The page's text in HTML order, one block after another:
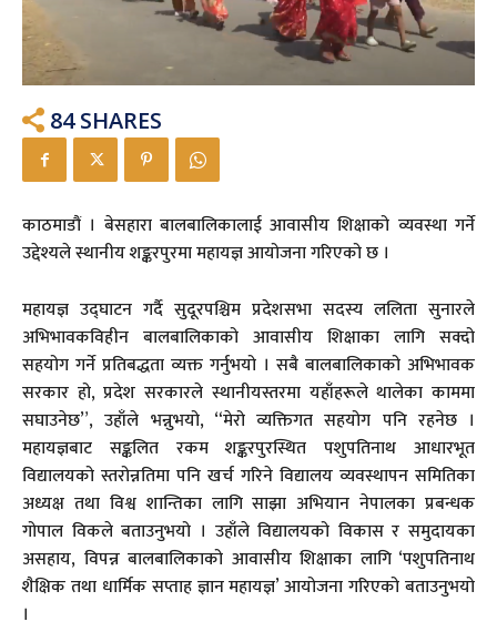
84 SHARES
काठमाडौं । बेसहारा बालबालिकालाई आवासीय शिक्षाको व्यवस्था गर्ने
उद्देश्यले स्थानीय शङ्करपुरमा महायज्ञ आयोजना गरिएको छ ।
महायज्ञ उद्घाटन गर्दै सुदूरपश्चिम प्रदेशसभा सदस्य ललिता सुनारले
अभिभावकविहीन बालबालिकाको आवासीय शिक्षाका लागि सक्दो
सहयोग गर्ने प्रतिबद्धता व्यक्त गर्नुभयो । सबै बालबालिकाको अभिभावक
सरकार हो, प्रदेश सरकारले स्थानीयस्तरमा यहाँहरूले थालेका काममा
सघाउनेछ”, उहाँले भन्नुभयो, “मेरो व्यक्तिगत सहयोग पनि रहनेछ ।
महायज्ञबाट सङ्कलित रकम शङ्करपुरस्थित पशुपतिनाथ आधारभूत
विद्यालयको स्तरोन्नतिमा पनि खर्च गरिने विद्यालय व्यवस्थापन समितिका
अध्यक्ष तथा विश्व शान्तिका लागि साझा अभियान नेपालका प्रबन्धक
गोपाल विकले बताउनुभयो । उहाँले विद्यालयको विकास र समुदायका
असहाय, विपन्न बालबालिकाको आवासीय शिक्षाका लागि ‘पशुपतिनाथ
शैक्षिक तथा धार्मिक सप्ताह ज्ञान महायज्ञ’ आयोजना गरिएको बताउनुभयो
।